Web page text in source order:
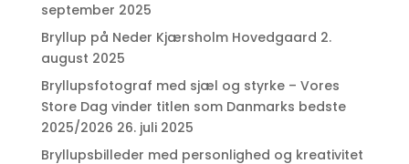
september 2025
Bryllup på Neder Kjærsholm Hovedgaard 2.
august 2025
Bryllupsfotograf med sjæl og styrke – Vores
Store Dag vinder titlen som Danmarks bedste
2025/2026 26. juli 2025
Bryllupsbilleder med personlighed og kreativitet